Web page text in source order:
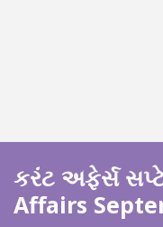
કરંટ અફેર્સ
Affairs